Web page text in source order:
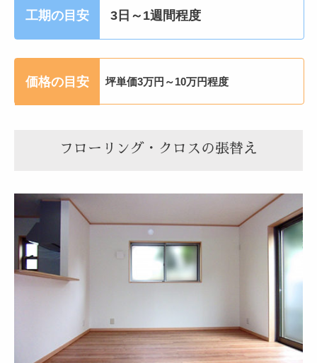
工期の目安 3日～1週間程度
価格の目安 坪単価3万円～10万円程度
フローリング・クロスの張替え